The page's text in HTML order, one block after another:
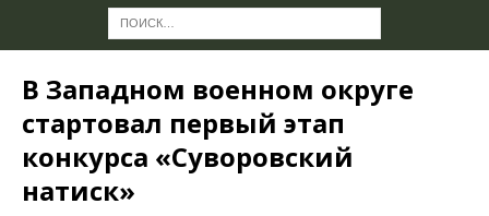
В Западном военном округе
стартовал первый этап
конкурса «Суворовский
натиск»